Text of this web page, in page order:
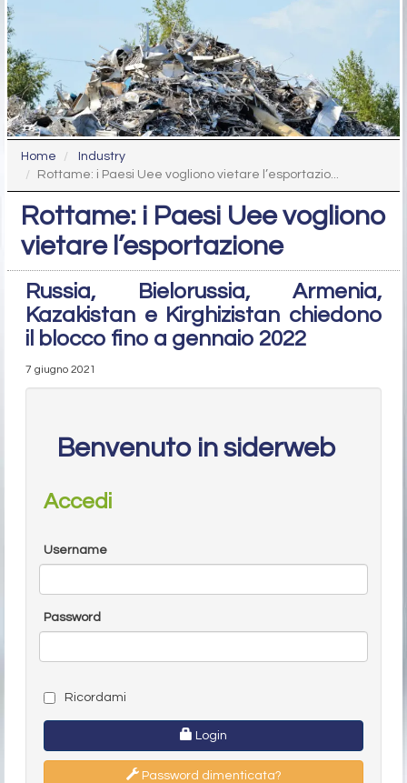
Home
Industry
Rottame: i Paesi Uee vogliono vietare l’esportazio...
Rottame: i Paesi Uee vogliono
vietare l’esportazione
Russia, Bielorussia, Armenia,
Kazakistan e Kirghizistan chiedono
il blocco fino a gennaio 2022
7 giugno 2021
Benvenuto in siderweb
Accedi
Username
Password
Ricordami
Login
Password dimenticata?